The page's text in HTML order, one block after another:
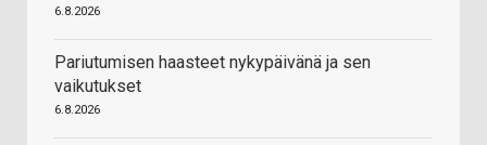
6.8.2026
Pariutumisen haasteet nykypäivänä ja sen
vaikutukset
6.8.2026